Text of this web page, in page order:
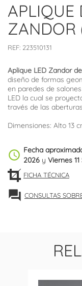
APLIQUE
ZANDOR
REF: 223510131
Aplique LED Zandor
diseño de formas
en paredes de
LED la cual se
través de las aberturas
Dimensiones: Alto 13
schedule Fecha
2026 y Viernes
FICHA TÉCNICA
forum CONSULTAS